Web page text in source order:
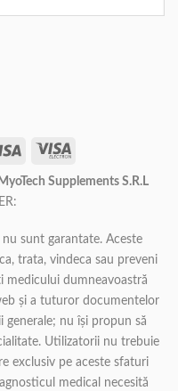
MyoTech Supplements S.R.L
sunt garantate. Aceste
trata, vindeca sau preveni
medicului dumneavoastră
și a tuturor documentelor
generale; nu își propun să
Utilizatorii nu trebuie
exclusiv pe aceste sfaturi
medical necesită